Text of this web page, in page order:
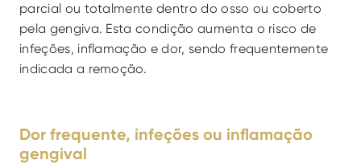
parcial ou totalmente dentro do osso ou coberto
pela gengiva. Esta condição aumenta o risco de
infeções, inflamação e dor, sendo frequentemente
indicada a remoção.
Dor frequente, infeções ou inflamação
gengival